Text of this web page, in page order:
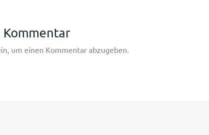
Kommentar
um einen Kommentar abzugeben.